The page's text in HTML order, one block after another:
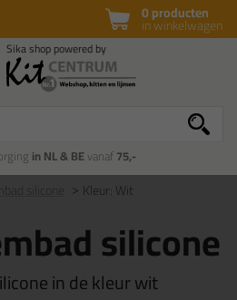
0 producten
in winkelwagen
in NL & BEvanaf75,-
silicone Kleur: Wit
silicone
in de kleur wit